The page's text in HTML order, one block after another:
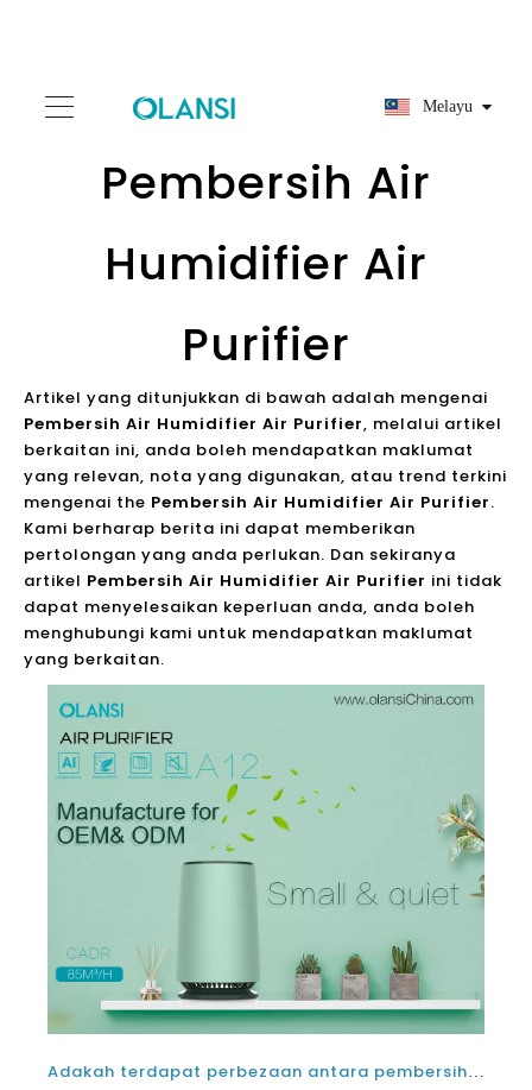
Melayu
Pembersih Air
Humidifier Air
Purifier
Artikel yang ditunjukkan di bawah adalah mengenai
Pembersih Air Humidifier Air Purifier, melalui artikel
berkaitan ini, anda boleh mendapatkan maklumat
yang relevan, nota yang digunakan, atau trend terkini
mengenai the Pembersih Air Humidifier Air Purifier.
Kami berharap berita ini dapat memberikan
pertolongan yang anda perlukan. Dan sekiranya
artikel Pembersih Air Humidifier Air Purifier ini tidak
dapat menyelesaikan keperluan anda, anda boleh
menghubungi kami untuk mendapatkan maklumat
yang berkaitan.
Adakah terdapat perbezaan antara pembersih udara china dan humidifiers?